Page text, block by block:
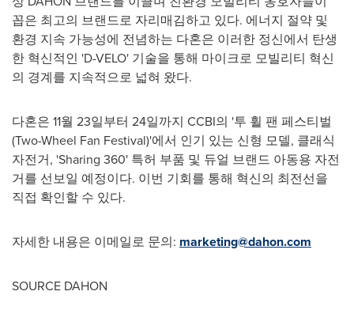
꼽은 최고의 브랜드로 자리매김하고 있다. 에너지 절약 및
환경 지속 가능성에 전념하는 다혼은 이러한 정신에서 탄생
한 혁신적인 'D-VELO' 기술을 통해 마이크로 모빌리티 혁신
의 경계를 지속적으로 넓혀 왔다.
다혼은 11월 23일부터 24일까지 CCBI의 '투 휠 팬 페스티벌
(Two-Wheel Fan Festival)'에서 인기 있는 신형 모델, 클래식
자전거, 'Sharing 360' 특허 부품 및 듀얼 브랜드 아동용 자전
거를 선보일 예정이다. 이번 기회를 통해 혁신의 최전선을
직접 확인할 수 있다.
자세한 내용은 이메일로 문의: marketing@dahon.com
SOURCE DAHON